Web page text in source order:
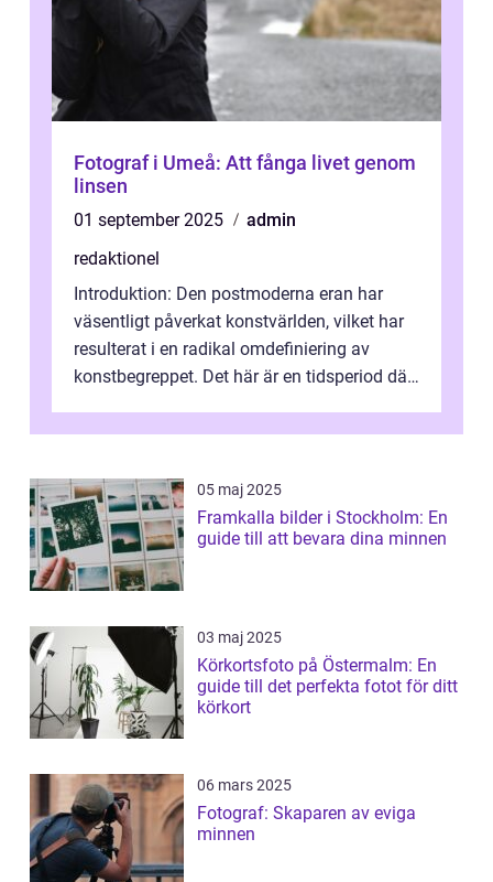
Fotograf i Umeå: Att fånga livet genom
linsen
01 september 2025
admin
redaktionel
Introduktion: Den postmoderna eran har
väsentligt påverkat konstvärlden, vilket har
resulterat i en radikal omdefiniering av
konstbegreppet. Det här är en tidsperiod där
05 maj 2025
Framkalla bilder i Stockholm: En
guide till att bevara dina minnen
03 maj 2025
Körkortsfoto på Östermalm: En
guide till det perfekta fotot för ditt
körkort
06 mars 2025
Fotograf: Skaparen av eviga
minnen